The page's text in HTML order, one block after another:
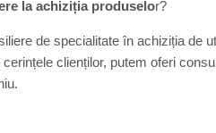
la achiziția produselor?
de specialitate în achiziția de
clienților, putem oferi